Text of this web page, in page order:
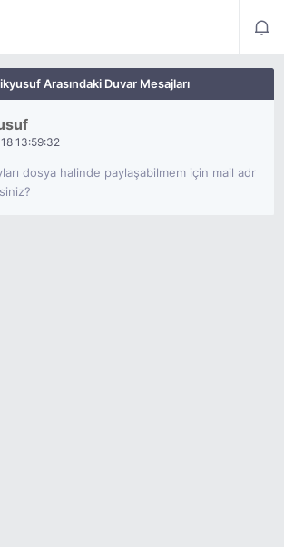
Arasındaki Duvar Mesajları
13:59:32
dosya halinde paylaşabilmem için mail adr